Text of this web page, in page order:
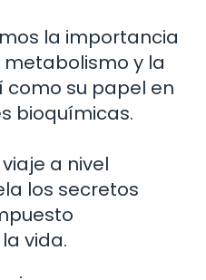
la importancia
y la
como su papel en
bioquímicas.
a nivel
los secretos
vida.